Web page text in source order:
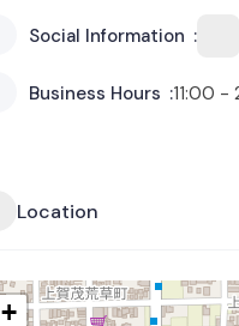
Social Information
Business Hours 11:00 -
Location
+